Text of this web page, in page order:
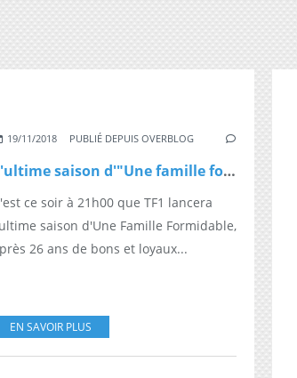
19/11/2018 PUBLIÉ DEPUIS OVERBLOG
L'ultime saison d'"Une famille formidable" sera diffusée à partir de ce soir à 21h00 sur TF1. Découvrez la bande-annonce
ce soir à 21h00 que TF1 lancera
saison d'Une Famille Formidable,
26 ans de bons et loyaux...
EN SAVOIR PLUS